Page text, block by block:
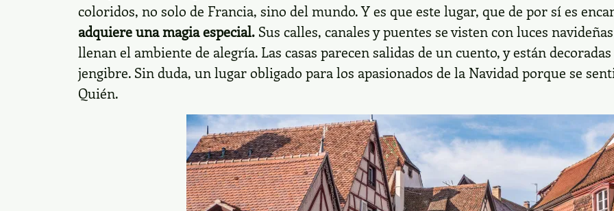
coloridos, no solo de Francia, sino del mundo. Y es que este lugar, que de por sí es
adquiere una magia especial. Sus calles, canales y puentes se visten con luces
llenan el ambiente de alegría. Las casas parecen salidas de un cuento, y están
jengibre. Sin duda, un lugar obligado para los apasionados de la Navidad porque se
Quién.